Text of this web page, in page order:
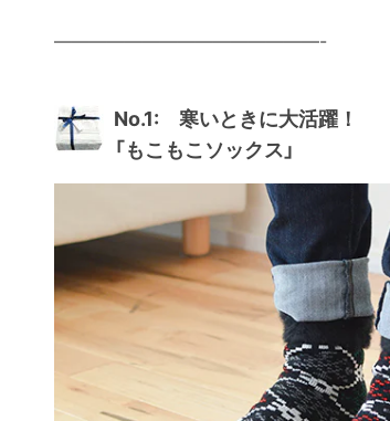
———————————————-
No.1: 寒いときに大活躍！
「もこもこソックス」